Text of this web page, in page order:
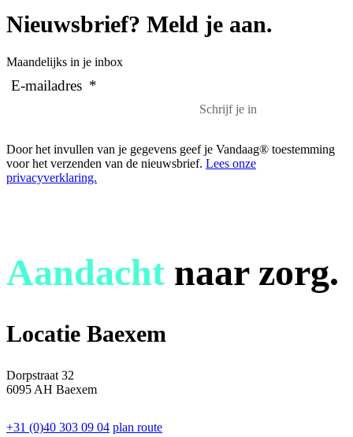
Nieuwsbrief? Meld je aan.
Maandelijks in je inbox
E-mailadres *
Door het invullen van je gegevens geef je Vandaag® toestemming
voor het verzenden van de nieuwsbrief. Lees onze
privacyverklaring.
Aandacht naar zorg.
Locatie Baexem
Dorpstraat 32
6095 AH Baexem
+31 (0)40 303 09 04 plan route